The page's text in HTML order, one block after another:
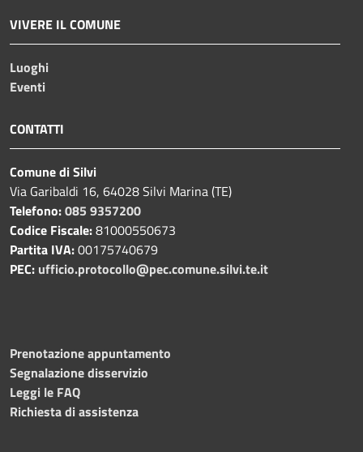
VIVERE IL COMUNE
Luoghi
Eventi
CONTATTI
Comune di Silvi
Via Garibaldi 16, 64028 Silvi Marina (TE)
Telefono:085 9357200
Codice Fiscale:81000550673
Partita IVA:00175740679
PEC: ufficio.protocollo@pec.comune.silvi.te.it
Prenotazione appuntamento
Segnalazione disservizio
Leggi le FAQ
Richiesta di assistenza